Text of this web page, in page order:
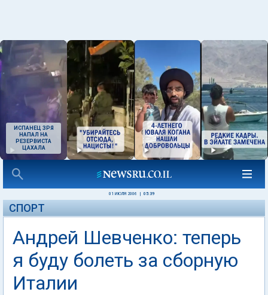
ИСПАНЕЦ ЗРЯ
НАПАЛ НА
РЕЗЕРВИСТА
ЦАХАЛА
01 ИЮЛЯ 2006 05:39
СПОРТ
Андрей Шевченко: теперь
я буду болеть за сборную
Италии